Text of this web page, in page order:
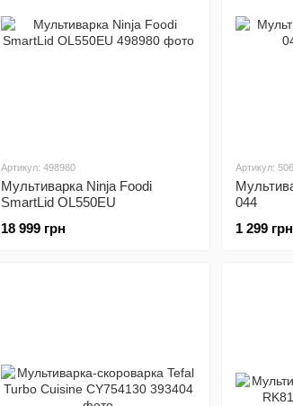
Артикул: 498980
Мультиварка Ninja Foodi
SmartLid OL550EU
18 999 грн
Артикул:
044
1 299 грн